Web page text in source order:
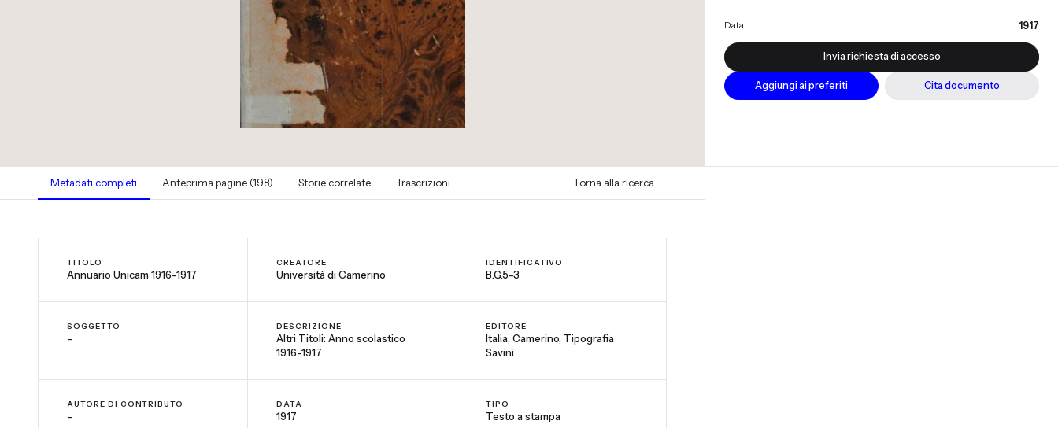
Data 1917
Invia richiesta di accesso
Aggiungi ai preferiti Cita documento
Metadati completi Anteprima pagine (198) Storie correlate Trascrizioni Torna alla ricerca
TITOLO
Annuario Unicam 1916-1917
CREATORE
Università di Camerino
IDENTIFICATIVO
B.G.5-3
SOGGETTO
-
DESCRIZIONE
Altri Titoli: Anno scolastico
1916-1917
EDITORE
Italia, Camerino, Tipografia
Savini
AUTORE DI CONTRIBUTO
-
DATA
1917
TIPO
Testo a stampa